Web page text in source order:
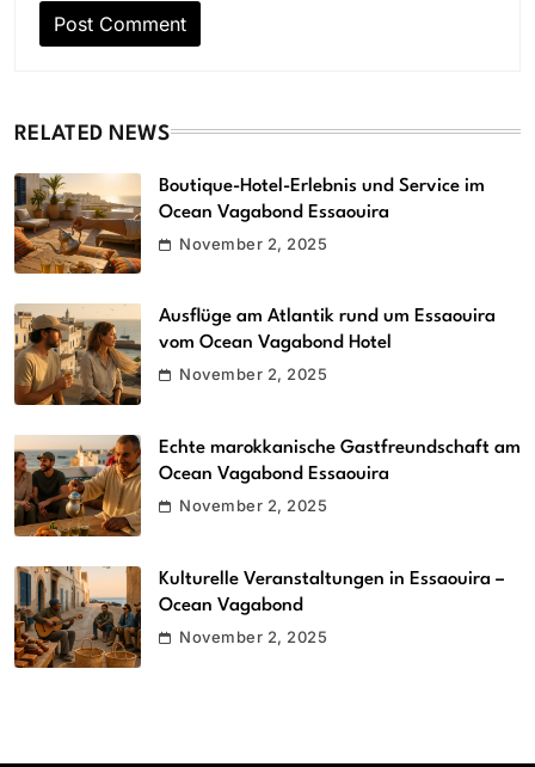
RELATED NEWS
Boutique-Hotel-Erlebnis und Service im
Ocean Vagabond Essaouira
November 2, 2025
Ausflüge am Atlantik rund um Essaouira
vom Ocean Vagabond Hotel
November 2, 2025
Echte marokkanische Gastfreundschaft am
Ocean Vagabond Essaouira
November 2, 2025
Kulturelle Veranstaltungen in Essaouira –
Ocean Vagabond
November 2, 2025